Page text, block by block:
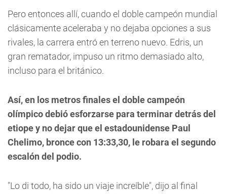
Pero entonces allí, cuando el doble campeón mundial
clásicamente aceleraba y no dejaba opciones a sus
rivales, la carrera entró en terreno nuevo. Edris, un
gran rematador, impuso un ritmo demasiado alto,
incluso para el británico.
Así, en los metros finales el doble campeón
olímpico debió esforzarse para terminar detrás del
etiope y no dejar que el estadounidense Paul
Chelimo, bronce con 13:33,30, le robara el segundo
escalón del podio.
"Lo di todo, ha sido un viaje increíble", dijo al final